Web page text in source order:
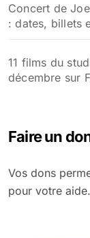
Concert de
: dates, billets
11 films du
décembre sur
Faire un
Vos dons
pour votre aide.